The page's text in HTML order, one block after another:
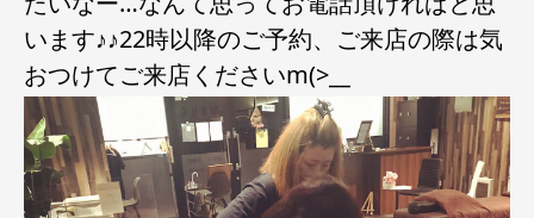
います♪♪22時以降のご予約、ご来店の際は気
おつけてご来店くださいm(>__